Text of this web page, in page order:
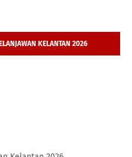
KELANTAN 2026